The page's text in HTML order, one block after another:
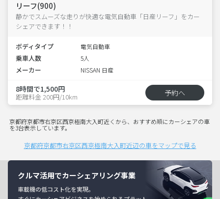
リーフ(900)
静かでスムーズな走りが快適な電気自動車「日産リーフ」をカー
シェアできます！！
ボディタイプ 電気自動車
乗車人数 5人
メーカー NISSAN 日産
8時間で1,500円
距離料金 200円/10km 予約へ
京都府京都市右京区西京極南大入町近くから、おすすめ順にカーシェアの車
を3台表示しています。
京都府京都市右京区西京極南大入町近辺の車をマップで見る
クルマ活用でカーシェアリング事業
車載機の低コスト化を実現。